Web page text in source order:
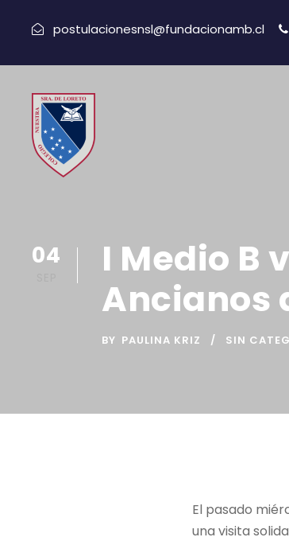
postulacionesnsl@fundacionamb.cl
04
I Medio B
Ancianos
BY PAULINA KRIZ SIN
El pasado
una visita